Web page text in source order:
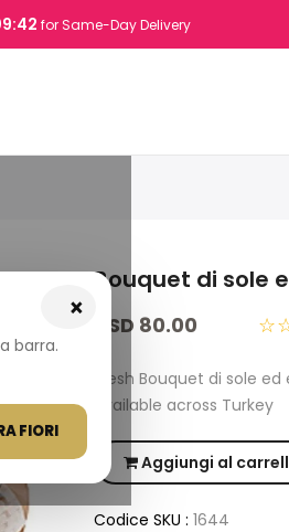
for Same-Day Delivery
×
barra.
FIORI
Bouquet di sole
USD 80.00
Fresh Bouquet di sole
available across Turkey
Aggiungi al
Codice SKU : 1644